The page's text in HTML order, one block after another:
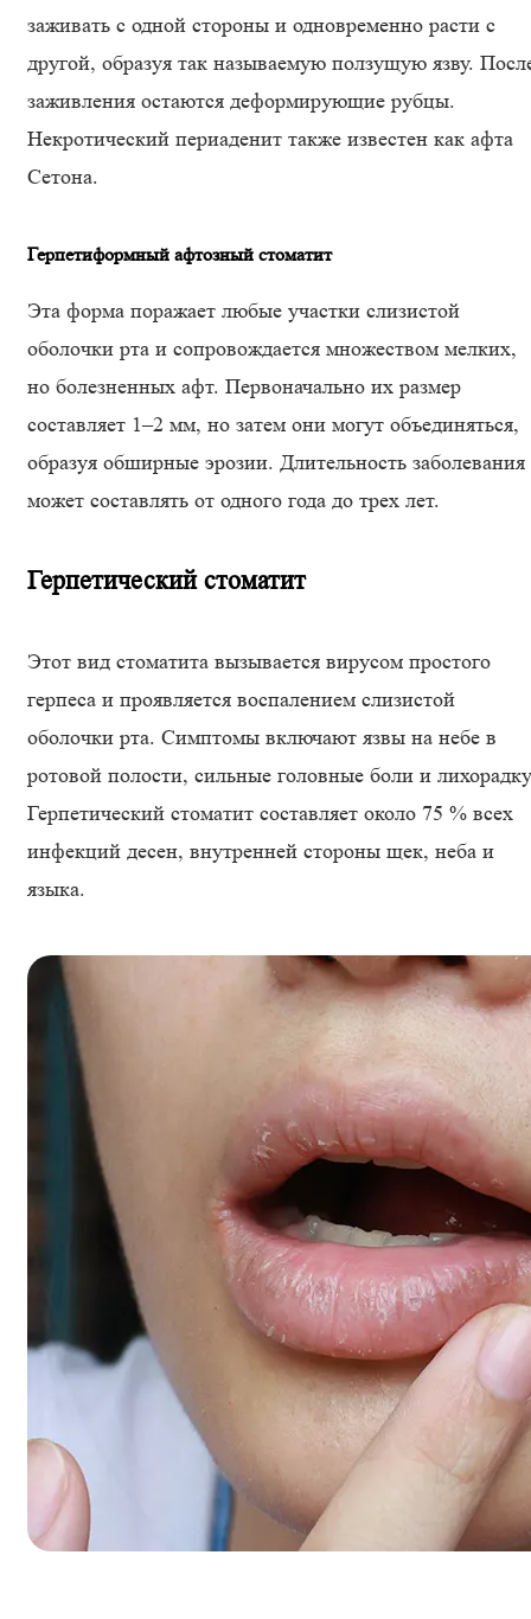
заживать с одной стороны и одновременно расти с
другой, образуя так называемую ползущую язву.
заживления остаются деформирующие рубцы.
Некротический периаденит также известен как афта
Сетона.
Герпетиформный афтозный стоматит
Эта форма поражает любые участки слизистой
оболочки рта и сопровождается множеством мелких,
но болезненных афт. Первоначально их размер
составляет 1–2 мм, но затем они могут объединяться,
образуя обширные эрозии. Длительность заболевания
может составлять от одного года до трех лет.
Герпетический стоматит
Этот вид стоматита вызывается вирусом простого
герпеса и проявляется воспалением слизистой
оболочки рта. Симптомы включают язвы на небе в
ротовой полости, сильные головные боли и
Герпетический стоматит составляет около 75 % всех
инфекций десен, внутренней стороны щек, неба и
языка.